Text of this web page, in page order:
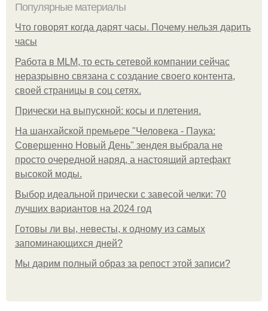
Популярные материалы
Что говорят когда дарят часы. Почему нельзя дарить
часы
Работа в MLM, то есть сетевой компании сейчас
неразрывно связана с создание своего контента,
своей страницы в соц сетях.
Прически на выпускной: косы и плетения.
На шанхайской премьере "Человека - Паука:
Совершенно Новый День" зендея выбрала не
просто очередной наряд, а настоящий артефакт
высокой моды.
Выбор идеальной прически с завесой челки: 70
лучших вариантов на 2024 год
Готовы ли вы, невесты, к одному из самых
запоминающихся дней?
Мы дарим полный образ за репост этой записи?